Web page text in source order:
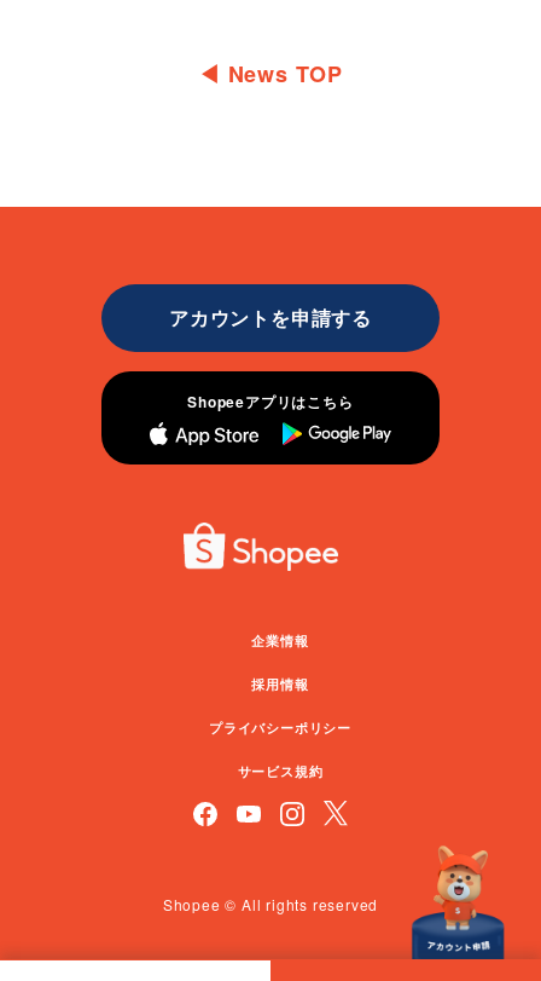
◀︎ News TOP
アカウントを申請する
Shopeeアプリはこちら
企業情報
採用情報
プライバシーポリシー
サービス規約
Shopee © All rights reserved